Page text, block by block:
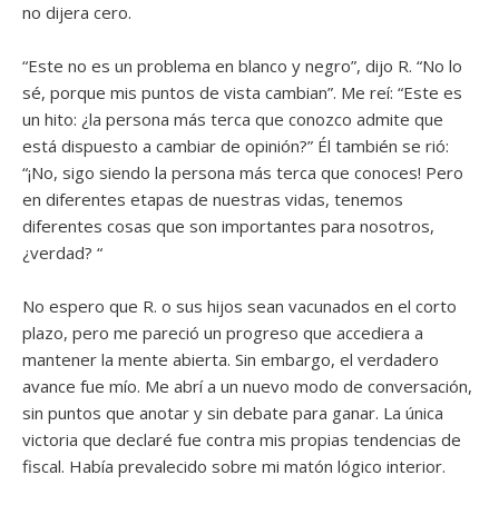
no dijera cero.
“Este no es un problema en blanco y negro”, dijo R. “No lo
sé, porque mis puntos de vista cambian”. Me reí: “Este es
un hito: ¿la persona más terca que conozco admite que
está dispuesto a cambiar de opinión?” Él también se rió:
“¡No, sigo siendo la persona más terca que conoces! Pero
en diferentes etapas de nuestras vidas, tenemos
diferentes cosas que son importantes para nosotros,
¿verdad? “
No espero que R. o sus hijos sean vacunados en el corto
plazo, pero me pareció un progreso que accediera a
mantener la mente abierta. Sin embargo, el verdadero
avance fue mío. Me abrí a un nuevo modo de conversación,
sin puntos que anotar y sin debate para ganar. La única
victoria que declaré fue contra mis propias tendencias de
fiscal. Había prevalecido sobre mi matón lógico interior.